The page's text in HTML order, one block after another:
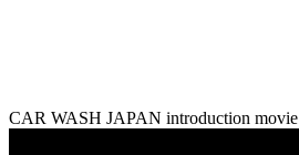
CAR WASH JAPAN introduction movie